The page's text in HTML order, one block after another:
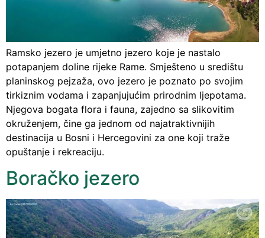
Ramsko jezero je umjetno jezero koje je nastalo
potapanjem doline rijeke Rame. Smješteno u središtu
planinskog pejzaža, ovo jezero je poznato po svojim
tirkiznim vodama i zapanjujućim prirodnim ljepotama.
Njegova bogata flora i fauna, zajedno sa slikovitim
okruženjem, čine ga jednom od najatraktivnijih
destinacija u Bosni i Hercegovini za one koji traže
opuštanje i rekreaciju.
Boračko jezero